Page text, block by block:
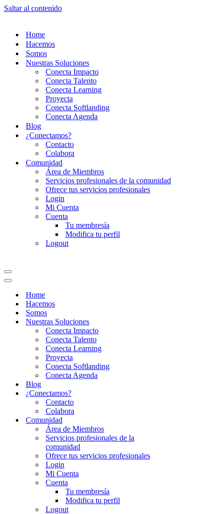
Saltar al contenido
Home
Hacemos
Somos
Nuestras Soluciones
Conecta Impacto
Conecta Talento
Conecta Learning
Proyecta
Conecta Softlanding
Conecta Agenda
Blog
¿Conectamos?
Contacto
Colabora
Comunidad
Área de Miembros
Servicios profesionales de la comunidad
Ofrece tus servicios profesionales
Login
Mi Cuenta
Cuenta
Tu membresía
Modifica tu perfil
Logout
Menú
de
Menú
navegación
Home
Hacemos
Somos
Nuestras Soluciones
Conecta Impacto
Conecta Talento
Conecta Learning
Proyecta
Conecta Softlanding
Conecta Agenda
Blog
¿Conectamos?
Contacto
Colabora
Comunidad
Área de Miembros
Servicios profesionales de la
comunidad
Ofrece tus servicios profesionales
Login
Mi Cuenta
Cuenta
Tu membresía
Modifica tu perfil
Logout